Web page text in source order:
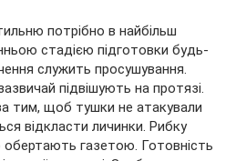
потрібно в найбільш
стадією підготовки будь-
служить просушування.
підвішують на протязі.
тим, щоб тушки не атакували
відкласти личинки. Рибку
газетою. Готовність